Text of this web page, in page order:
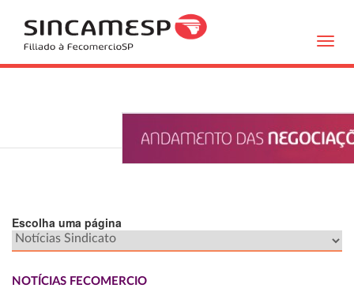
Escolha uma página
NOTÍCIAS FECOMERCIO